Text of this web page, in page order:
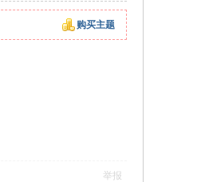
购买主题
举报